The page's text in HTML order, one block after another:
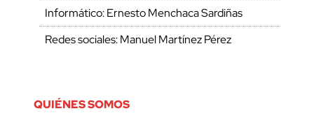
Informático: Ernesto Menchaca Sardiñas
Redes sociales: Manuel Martínez Pérez
QUIÉNES SOMOS